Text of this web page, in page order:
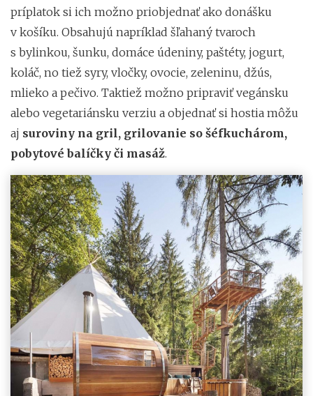
príplatok si ich možno priobjednať ako donášku
v košíku. Obsahujú napríklad šľahaný tvaroch
s bylinkou, šunku, domáce údeniny, paštéty, jogurt,
koláč, no tiež syry, vločky, ovocie, zeleninu, džús,
mlieko a pečivo. Taktiež možno pripraviť vegánsku
alebo vegetariánsku verziu a objednať si hostia môžu
aj suroviny na gril, grilovanie so šéfkuchárom,
pobytové balíčky či masáž.